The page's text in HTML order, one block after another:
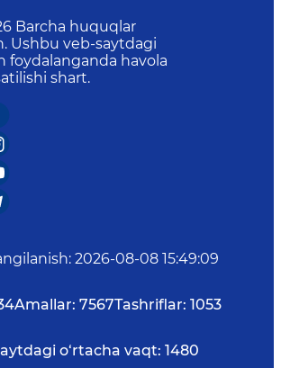
Barcha huquqlar
Ushbu veb-saytdagi
foydalanganda havola
shart.
: 2026-08-08 15:49:09
Amallar: 7567Tashriflar: 1053
o‘rtacha vaqt: 1480